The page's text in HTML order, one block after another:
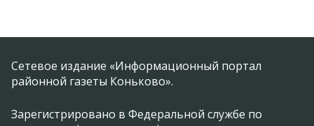
Сетевое издание «Информационный портал
районной газеты Коньково».
Зарегистрировано в Федеральной службе по